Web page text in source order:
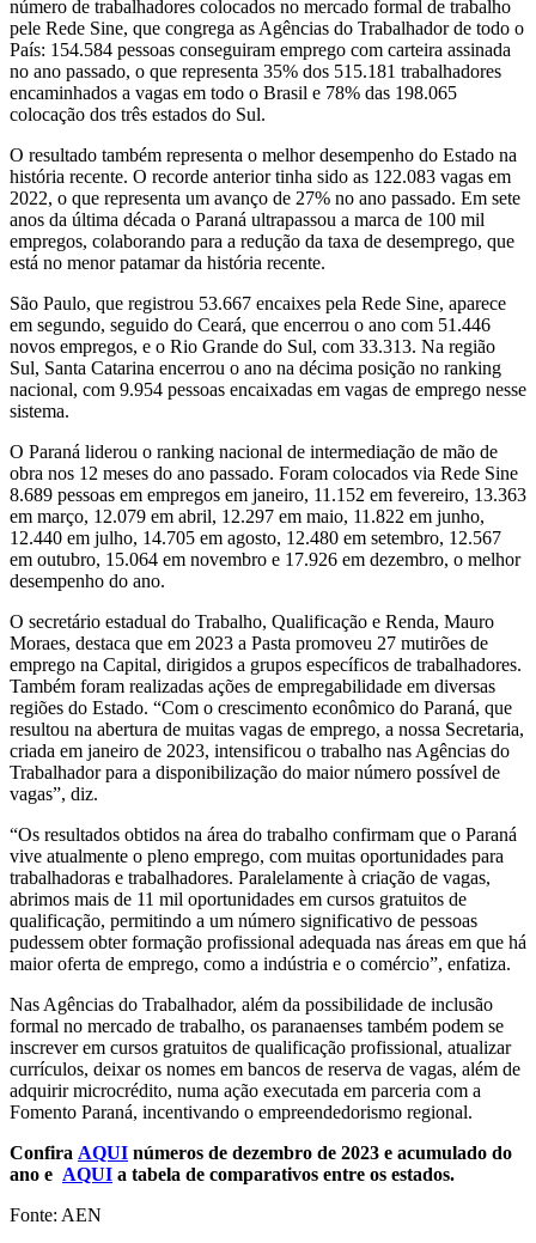
número de trabalhadores colocados no mercado formal de trabalho
pele Rede Sine, que congrega as Agências do Trabalhador de todo o
País: 154.584 pessoas conseguiram emprego com carteira assinada
no ano passado, o que representa 35% dos 515.181 trabalhadores
encaminhados a vagas em todo o Brasil e 78% das 198.065
colocação dos três estados do Sul.
O resultado também representa o melhor desempenho do Estado na
história recente. O recorde anterior tinha sido as 122.083 vagas em
2022, o que representa um avanço de 27% no ano passado. Em sete
anos da última década o Paraná ultrapassou a marca de 100 mil
empregos, colaborando para a redução da taxa de desemprego, que
está no menor patamar da história recente.
São Paulo, que registrou 53.667 encaixes pela Rede Sine, aparece
em segundo, seguido do Ceará, que encerrou o ano com 51.446
novos empregos, e o Rio Grande do Sul, com 33.313. Na região
Sul, Santa Catarina encerrou o ano na décima posição no ranking
nacional, com 9.954 pessoas encaixadas em vagas de emprego nesse
sistema.
O Paraná liderou o ranking nacional de intermediação de mão de
obra nos 12 meses do ano passado. Foram colocados via Rede Sine
8.689 pessoas em empregos em janeiro, 11.152 em fevereiro, 13.363
em março, 12.079 em abril, 12.297 em maio, 11.822 em junho,
12.440 em julho, 14.705 em agosto, 12.480 em setembro, 12.567
em outubro, 15.064 em novembro e 17.926 em dezembro, o melhor
desempenho do ano.
O secretário estadual do Trabalho, Qualificação e Renda, Mauro
Moraes, destaca que em 2023 a Pasta promoveu 27 mutirões de
emprego na Capital, dirigidos a grupos específicos de trabalhadores.
Também foram realizadas ações de empregabilidade em diversas
regiões do Estado. “Com o crescimento econômico do Paraná, que
resultou na abertura de muitas vagas de emprego, a nossa Secretaria,
criada em janeiro de 2023, intensificou o trabalho nas Agências do
Trabalhador para a disponibilização do maior número possível de
vagas”, diz.
“Os resultados obtidos na área do trabalho confirmam que o Paraná
vive atualmente o pleno emprego, com muitas oportunidades para
trabalhadoras e trabalhadores. Paralelamente à criação de vagas,
abrimos mais de 11 mil oportunidades em cursos gratuitos de
qualificação, permitindo a um número significativo de pessoas
pudessem obter formação profissional adequada nas áreas em que há
maior oferta de emprego, como a indústria e o comércio”, enfatiza.
Nas Agências do Trabalhador, além da possibilidade de inclusão
formal no mercado de trabalho, os paranaenses também podem se
inscrever em cursos gratuitos de qualificação profissional, atualizar
currículos, deixar os nomes em bancos de reserva de vagas, além de
adquirir microcrédito, numa ação executada em parceria com a
Fomento Paraná, incentivando o empreendedorismo regional.
Confira AQUI números de dezembro de 2023 e acumulado do
ano e AQUI a tabela de comparativos entre os estados.
Fonte: AEN